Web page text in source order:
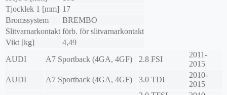
Tjocklek 1 [mm] 17
Bromssystem
BREMBO
Slitvarnarkontakt förb. för slitvarnarkontakt
Vikt [kg]
4,49
AUDI
A7 Sportback (4GA, 4GF) 2.8 FSI
2011-
2015
AUDI
A7 Sportback (4GA, 4GF) 3.0 TDI
2010-
2015